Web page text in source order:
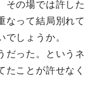
その場では許した
なって結局別れて
しょうか。
だった。というネ
たことが許せなく